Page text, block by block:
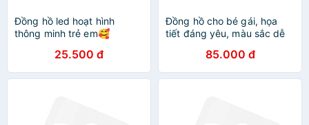
Đồng hồ led hoạt hình
thông minh trẻ em🥰
nước, thể thao giá rẻ cho
bé trai, gái 3,4,5,6 tuổi
25.500 đ
Đồng hồ cho bé gái, họa
tiết đáng yêu, màu sắc dễ
đến 10 tuổi Bắp Ngô Kids
85.000 đ